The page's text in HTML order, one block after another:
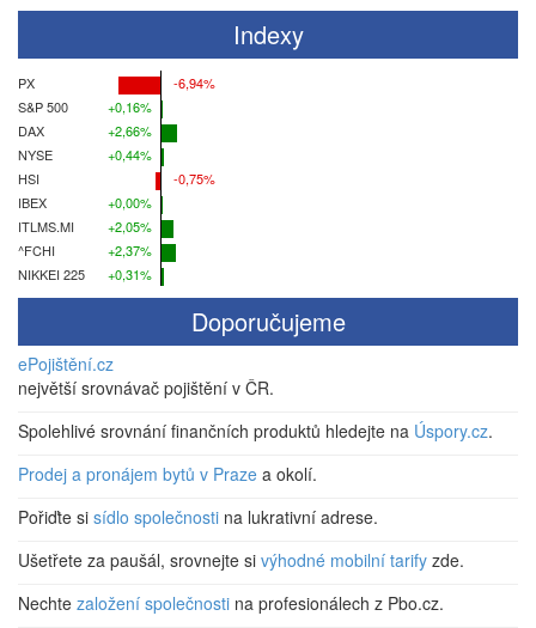
Indexy
PX
S&P 500
DAX
NYSE
HSI
IBEX
ITLMS.MI
^FCHI
NIKKEI 225
-6,94%
+0,16%
+2,66%
+0,44%
-0,75%
+0,00%
+2,05%
+2,37%
+0,31%
Doporučujeme
ePojištění.cz
největší srovnávač pojištění v ČR.
Spolehlivé srovnání finančních produktů hledejte na Úspory.cz.
Prodej a pronájem bytů v Praze a okolí.
Pořiďte si sídlo společnosti na lukrativní adrese.
Ušetřete za paušál, srovnejte si výhodné mobilní tarify zde.
Nechte založení společnosti na profesionálech z Pbo.cz.